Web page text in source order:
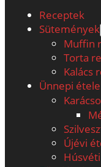
Receptek
Sütemények
Muffin
Torta
Kalács
Ünnepi
Újévi